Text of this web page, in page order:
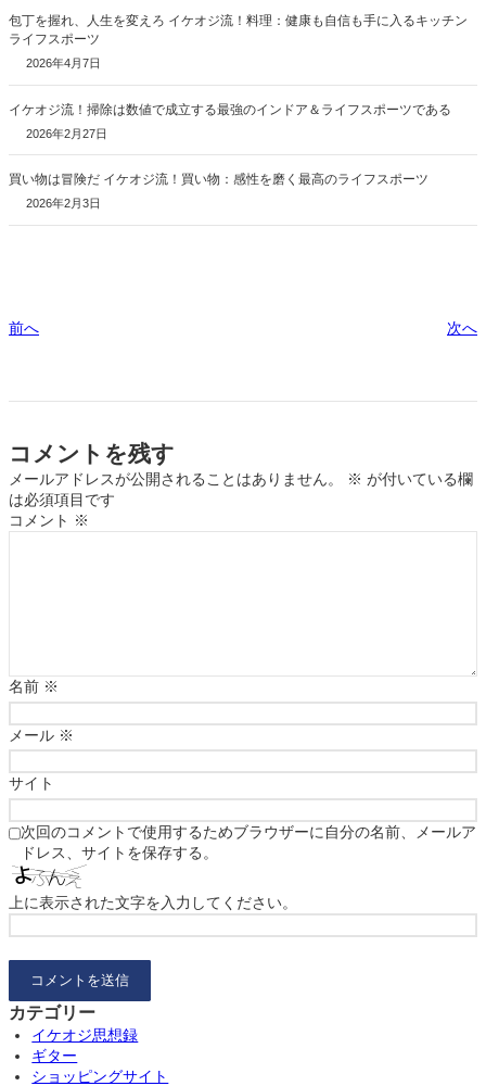
包丁を握れ、人生を変えろ イケオジ流！料理：健康も自信も手に入るキッチン
ライフスポーツ
2026年4月7日
イケオジ流！掃除は数値で成立する最強のインドア＆ライフスポーツである
2026年2月27日
買い物は冒険だ イケオジ流！買い物：感性を磨く最高のライフスポーツ
2026年2月3日
前へ 次へ
コメントを残す
メールアドレスが公開されることはありません。 ※ が付いている欄
は必須項目です
コメント ※
名前 ※
メール ※
サイト
次回のコメントで使用するためブラウザーに自分の名前、メールア
ドレス、サイトを保存する。
上に表示された文字を入力してください。
カテゴリー
イケオジ思想録
ギター
ショッピングサイト